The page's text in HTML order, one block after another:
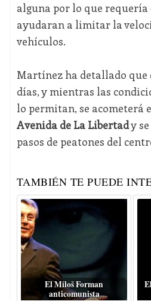
alguna por lo que requería
ayudaran a limitar la
vehículos.
Martínez ha detallado que
días, y mientras las
lo permitan, se acometerá
Avenida de La Libertady
pasos de peatones del
TAMBIÉN TE PUEDE
El Miloš Forman
anticomunista